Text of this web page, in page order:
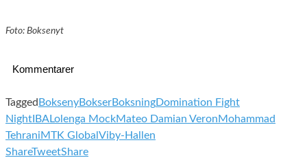
Foto: Boksenyt
Kommentarer
Tagged BoksenyBokserBoksningDomination Fight
Night IBALolenga MockMateo Damian VeronMohammad
TehraniMTK Global Viby-Hallen
ShareTweetShare